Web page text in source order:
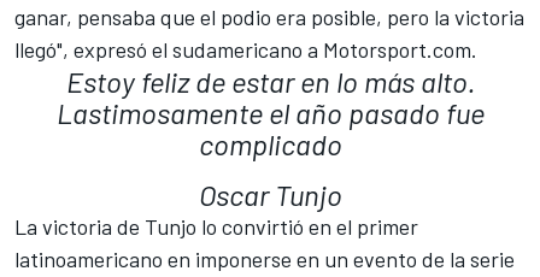
ganar, pensaba que el podio era posible, pero la victoria
llegó", expresó el sudamericano a Motorsport.com.
Estoy feliz de estar en lo más alto.
Lastimosamente el año pasado fue
complicado
Oscar Tunjo
La victoria de Tunjo lo convirtió en el primer
latinoamericano en imponerse en un evento de la serie